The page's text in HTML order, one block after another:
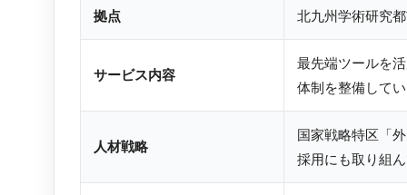
拠点 北九州学術研究
サービス内容
最先端ツールを
体制を整備して
人材戦略
国家戦略特区「
採用にも取り組